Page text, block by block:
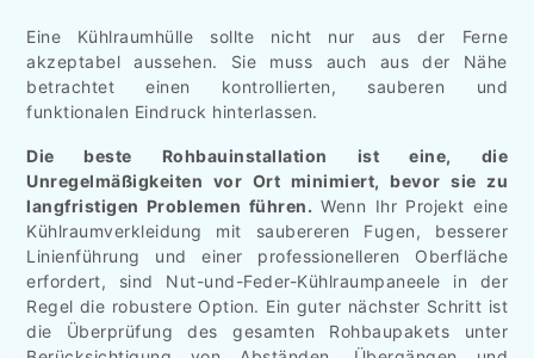
Eine Kühlraumhülle sollte nicht nur aus der Ferne
akzeptabel aussehen. Sie muss auch aus der Nähe
betrachtet einen kontrollierten, sauberen und
funktionalen Eindruck hinterlassen.
Die beste Rohbauinstallation ist eine, die
Unregelmäßigkeiten vor Ort minimiert, bevor sie zu
langfristigen Problemen führen. Wenn Ihr Projekt eine
Kühlraumverkleidung mit saubereren Fugen, besserer
Linienführung und einer professionelleren Oberfläche
erfordert, sind Nut-und-Feder-Kühlraumpaneele in der
Regel die robustere Option. Ein guter nächster Schritt ist
die Überprüfung des gesamten Rohbaupakets unter